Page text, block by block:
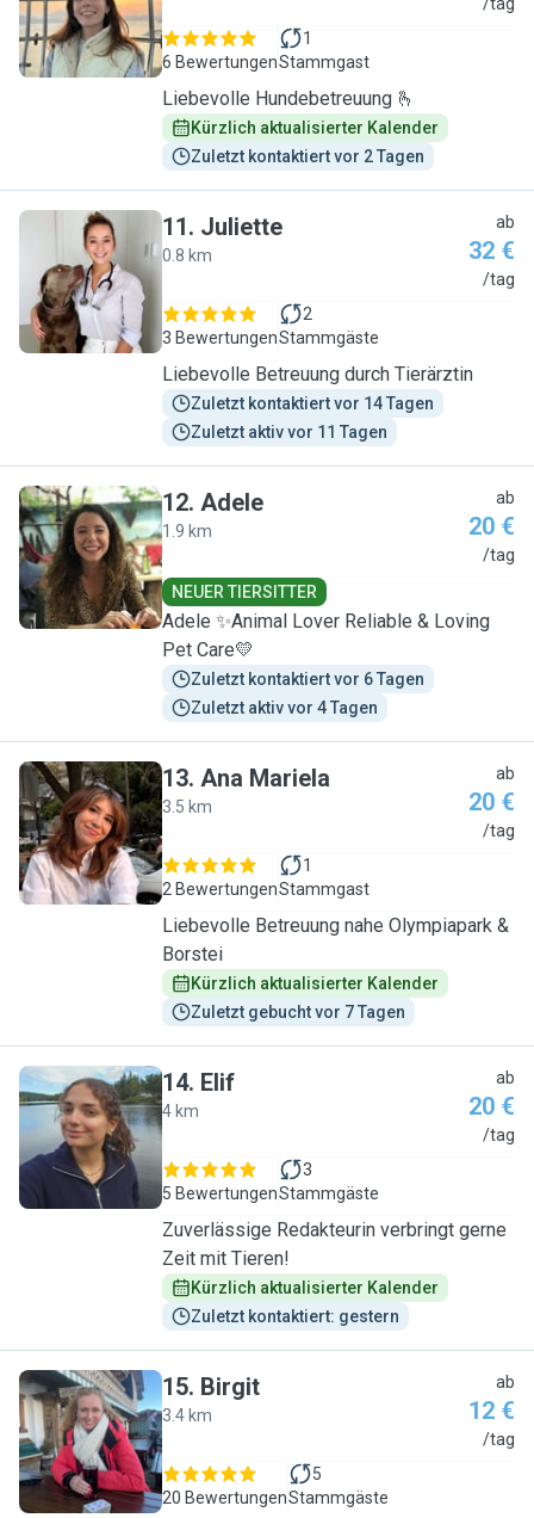
6 Bewertungen
1
Stammgast
Liebevolle Hundebetreuung 🫰
Kürzlich aktualisierter Kalender
Zuletzt kontaktiert vor 2 Tagen
J
11. Juliette
0.8 km
ab
32 €
/tag
3 Bewertungen
2
Stammgäste
Liebevolle Betreuung durch Tierärztin
Zuletzt kontaktiert vor 14 Tagen
Zuletzt aktiv vor 11 Tagen
A
12. Adele
1.9 km
ab
20 €
/tag
NEUER TIERSITTER
Adele ✨Animal Lover Reliable & Loving
Pet Care💛
Zuletzt kontaktiert vor 6 Tagen
Zuletzt aktiv vor 4 Tagen
A
13. Ana Mariela
3.5 km
ab
20 €
/tag
2 Bewertungen
1
Stammgast
Liebevolle Betreuung nahe Olympiapark &
Borstei
Kürzlich aktualisierter Kalender
Zuletzt gebucht vor 7 Tagen
E
14. Elif
4 km
ab
20 €
/tag
5 Bewertungen
3
Stammgäste
Zuverlässige Redakteurin verbringt gerne
Zeit mit Tieren!
Kürzlich aktualisierter Kalender
Zuletzt kontaktiert: gestern
B
15. Birgit
3.4 km
ab
12 €
/tag
20 Bewertungen
5
Stammgäste